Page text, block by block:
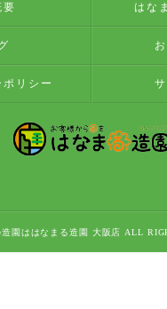
要 はな
ポリシー
園ははなまる造園 大阪店 ALL